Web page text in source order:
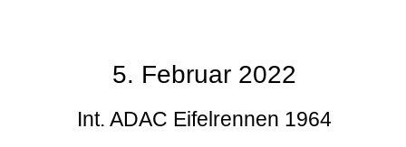
5. Februar 2022
Int. ADAC Eifelrennen 1964